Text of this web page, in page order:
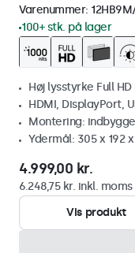
Varenummer:
100+ stk. på lager
Høj lysstyrke Full
HDMI, DisplayPort,
Montering:
Ydermål: 305 x 192
4.999,00 kr.
6.248,75 kr. inkl. moms
Vis produkt